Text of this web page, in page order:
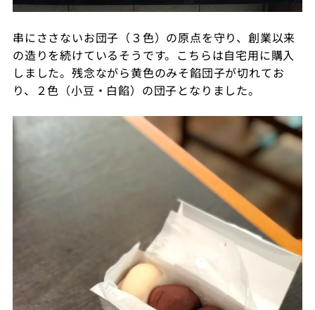
串にささないお団子（３色）の原点を守り、創業以来
の造りを続けているそうです。こちらは自宅用に購入
しました。残念ながら黄色のみそ餡団子が切れてお
り、２色（小豆・白餡）の団子となりました。